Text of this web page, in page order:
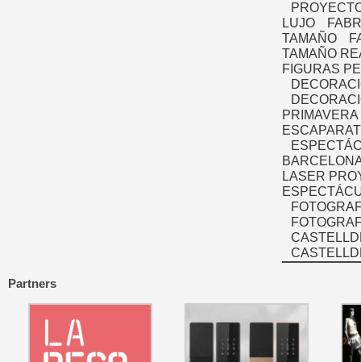
LUJO
TAMAÑO
TAMAÑO
FIGURAS
PRIMAVERA
LASER
Partners